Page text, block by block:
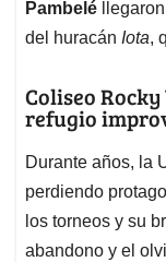
Pambelé
del huracán Iota,
Coliseo
refugio
Durante años, la
perdiendo
los torneos y su
abandono y el